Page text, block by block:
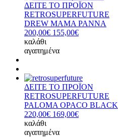
ΔΕΙΤΕ ΤΟ ΠΡΟΪΟΝ
RETROSUPERFUTURE
DREW MAMA PANNA
200,00€ 155,00€
καλάθι
αγαπημένα
ΔΕΙΤΕ ΤΟ ΠΡΟΪΟΝ
RETROSUPERFUTURE
PALOMA OPACO BLACK
220,00€ 169,00€
καλάθι
αγαπημένα